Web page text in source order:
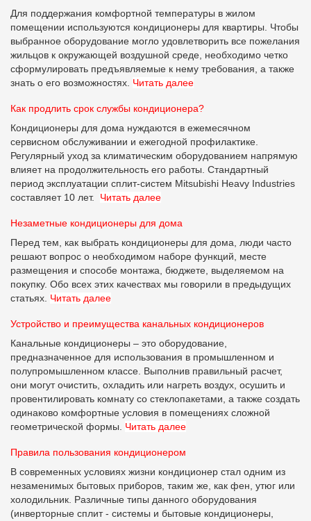
Для поддержания комфортной температуры в жилом
помещении используются кондиционеры для квартиры. Чтобы
выбранное оборудование могло удовлетворить все пожелания
жильцов к окружающей воздушной среде, необходимо четко
сформулировать предъявляемые к нему требования, а также
знать о его возможностях. Читать далее
Как продлить срок службы кондиционера?
Кондиционеры для дома нуждаются в ежемесячном
сервисном обслуживании и ежегодной профилактике.
Регулярный уход за климатическим оборудованием напрямую
влияет на продолжительность его работы. Стандартный
период эксплуатации сплит-систем Mitsubishi Heavy Industries
составляет 10 лет. Читать далее
Незаметные кондиционеры для дома
Перед тем, как выбрать кондиционеры для дома, люди часто
решают вопрос о необходимом наборе функций, месте
размещения и способе монтажа, бюджете, выделяемом на
покупку. Обо всех этих качествах мы говорили в предыдущих
статьях. Читать далее
Устройство и преимущества канальных кондиционеров
Канальные кондиционеры – это оборудование,
предназначенное для использования в промышленном и
полупромышленном классе. Выполнив правильный расчет,
они могут очистить, охладить или нагреть воздух, осушить и
провентилировать комнату со стеклопакетами, а также создать
одинаково комфортные условия в помещениях сложной
геометрической формы. Читать далее
Правила пользования кондиционером
В современных условиях жизни кондиционер стал одним из
незаменимых бытовых приборов, таким же, как фен, утюг или
холодильник. Различные типы данного оборудования
(инверторные сплит - системы и бытовые кондиционеры,